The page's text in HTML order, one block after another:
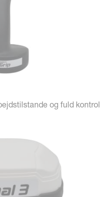
og fuld kontrol